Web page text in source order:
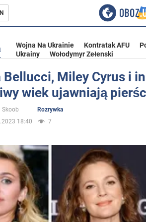
Ukrainie
Wojna Na Ukrainie Kontratak AFU
Ukrainy
Wołodymyr Zełenski
Miley Cyrus i
wiek ujawniają
Skoob
Rozrywka
18:40
7